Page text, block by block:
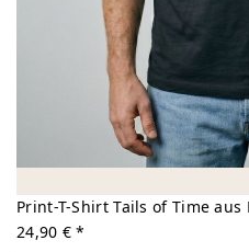
Print-T-Shirt Tails of Time
24,90 € *